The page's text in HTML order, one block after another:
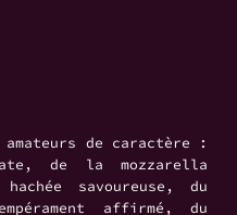
de caractère :
de la mozzarella
savoureuse, du
affirmé, du